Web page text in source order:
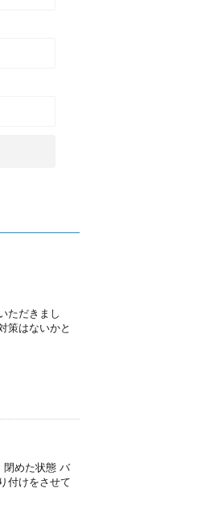
ただきまし
策はないかと
状態 バ
付けをさせて